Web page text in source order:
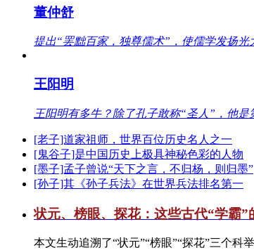
董仲舒
提出“罢黜百家，独尊儒术”，使儒学发扬
王阳明
王阳明有多牛？除了孔子敢称“圣人”，他是
[老子]道家祖师，世界百位历史名人之一
[鬼谷子]是中国历史上极具神秘色彩的人物
[墨子]孟子曾说“天下之言，不归杨，则归墨”
[孙子]其《孙子兵法》在世界兵法排名第一
状元、榜眼、探花：这些古代“学霸”
本文生动追溯了“状元”“榜眼”“探花”三个科